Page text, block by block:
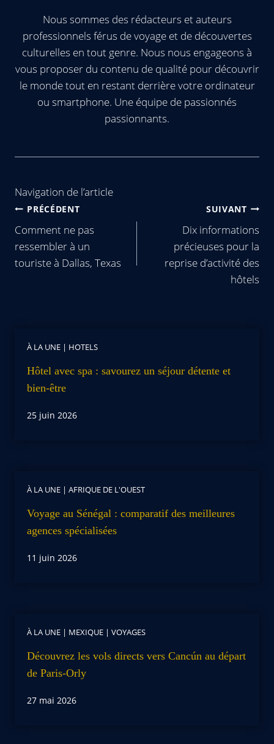
Nous sommes des rédacteurs et auteurs
professionnels férus de voyage et de découvertes
culturelles en tout genre. Nous nous engageons à
vous proposer du contenu de qualité pour découvrir
le monde tout en restant derrière votre ordinateur
ou smartphone. Une équipe de passionnés
passionnants.
Navigation de l’article
PRÉCÉDENT
Comment ne pas
ressembler à un
touriste à Dallas, Texas
SUIVANT
Dix informations
précieuses pour la
reprise d’activité des
hôtels
À LA UNE | HOTELS
Hôtel avec spa : savourez un séjour détente et
bien-être
25 juin 2026
À LA UNE | AFRIQUE DE L'OUEST
Voyage au Sénégal : comparatif des meilleures
agences spécialisées
11 juin 2026
À LA UNE | MEXIQUE | VOYAGES
Découvrez les vols directs vers Cancún au départ
de Paris-Orly
27 mai 2026